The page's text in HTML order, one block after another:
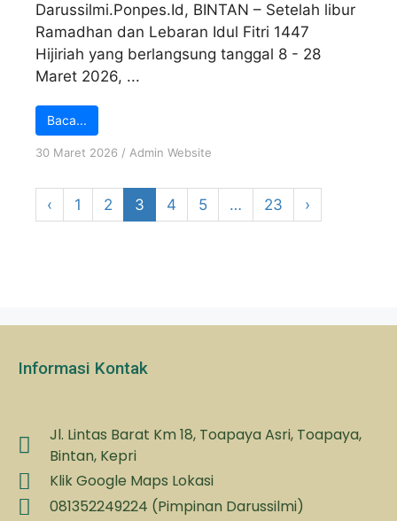
Darussilmi.Ponpes.Id, BINTAN – Setelah libur
Ramadhan dan Lebaran Idul Fitri 1447
Hijiriah yang berlangsung tanggal 8 - 28
Maret 2026, ...
Baca...
30 Maret 2026 / Admin Website
‹ 1 2 3 4 5 … 23 ›
Informasi Kontak
Jl. Lintas Barat Km 18, Toapaya Asri, Toapaya,
Bintan, Kepri
Klik Google Maps Lokasi
081352249224 (Pimpinan Darussilmi)